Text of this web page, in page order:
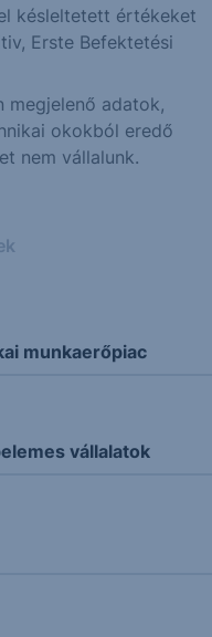
késleltetett értékeket
Erste Befektetési
megjelenő adatok,
okokból eredő
nem vállalunk.
munkaerőpiac
vállalatok